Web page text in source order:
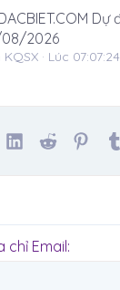
2026
Lúc
LinkedIn
Reddit
chỉ Email